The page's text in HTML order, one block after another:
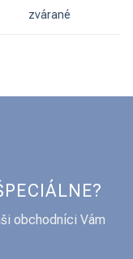
zvárané
obchodníci Vám